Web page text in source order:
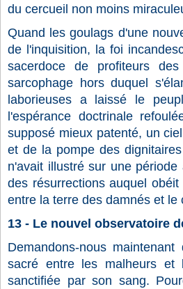
du cercueil non moins
Quand les goulags d'une
de l'inquisition, la foi
sacerdoce de profiteurs
sarcophage hors duquel
laborieuses a laissé le
l'espérance doctrinale
supposé mieux patenté, un
et de la pompe des
n'avait illustré sur une
des résurrections auquel
entre la terre des damnés et le
13 - Le nouvel observatoire
Demandons-nous
sacré entre les malheurs
sanctifiée par son sang.